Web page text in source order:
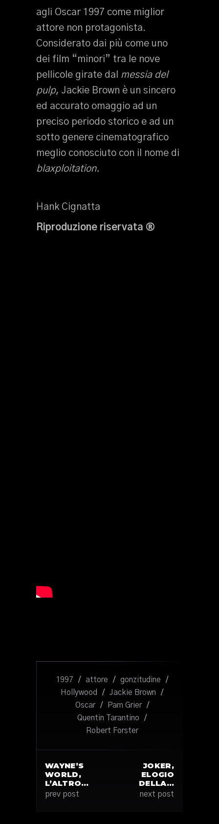
agli Oscar 1997 come miglior
attore non protagonista.
Considerato dai più come uno
dei film “minori” tra le nove
pellicole girate dal messia del
pulp, Jackie Brown è un sincero
ed accurato omaggio ad un
preciso periodo storico e ad un
sotto genere cinematografico
meglio conosciuto con il nome di
blaxploitation.
Hank Cignatta
Riproduzione riservata ®
1997 / attore / gonzitudine
/
Hollywood
/ Jackie Brown
/
Oscar
/ Pam Grier
/
Quentin Tarantino
/
Robert Forster
WAYNE’S
WORLD,
L’ALTRO…
prev post
JOKER,
ELOGIO
DELLA…
next post